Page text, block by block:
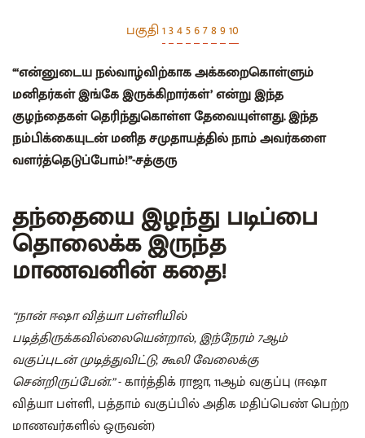
பகுதி1345678910
“‘என்னுடைய நல்வாழ்விற்காக அக்கறைகொள்ளும்
மனிதர்கள் இங்கே இருக்கிறார்கள்’ என்று இந்த
குழந்தைகள் தெரிந்துகொள்ள தேவையுள்ளது. இந்த
நம்பிக்கையுடன் மனித சமுதாயத்தில் நாம் அவர்களை
வளர்த்தெடுப்போம்!”-சத்குரு
தந்தையை இழந்து படிப்பை
தொலைக்க இருந்த
மாணவனின் கதை!
“நான் ஈஷா வித்யா பள்ளியில்
படித்திருக்கவில்லையென்றால், இந்நேரம் 7ஆம்
வகுப்புடன் முடித்துவிட்டு, கூலி வேலைக்கு
சென்றிருப்பேன்.”- கார்த்திக் ராஜா, 11ஆம் வகுப்பு (ஈஷா
வித்யா பள்ளி, பத்தாம் வகுப்பில் அதிக மதிப்பெண் பெற்ற
மாணவர்களில் ஒருவன்)